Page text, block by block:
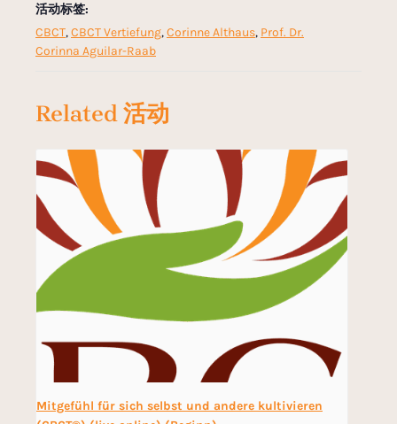
活动标签:
CBCT,CBCT Vertiefung,Corinne Althaus, Prof. Dr.
Corinna Aguilar-Raab
Related 活动
Mitgefühl für sich selbst und andere kultivieren